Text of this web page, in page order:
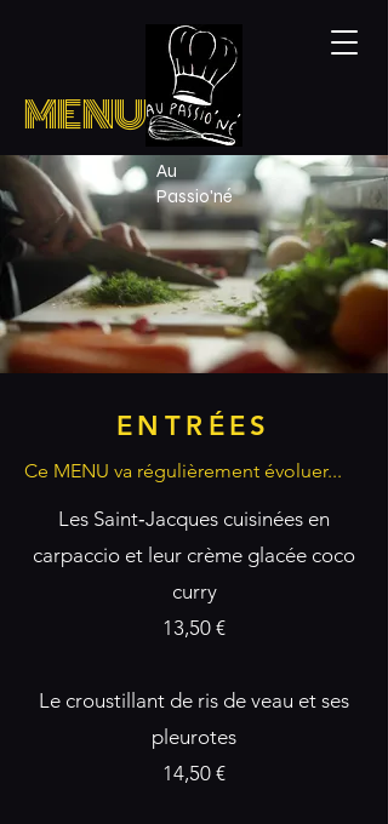
Au
Passio'né
MENU
ENTRÉES
Ce MENU va régulièrement évoluer...
Les Saint‑Jacques cuisinées en
carpaccio et leur crème glacée coco
curry
13,50 €
Le croustillant de ris de veau et ses
pleurotes
14,50 €